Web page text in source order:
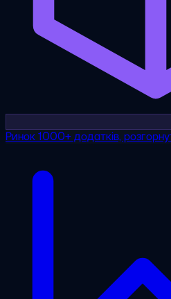
Ринок1000+ додатків,